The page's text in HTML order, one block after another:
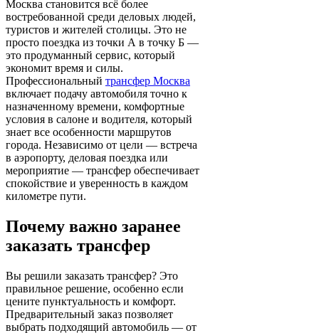
Москва становится всё более
востребованной среди деловых людей,
туристов и жителей столицы. Это не
просто поездка из точки А в точку Б —
это продуманный сервис, который
экономит время и силы.
Профессиональный трансфер Москва
включает подачу автомобиля точно к
назначенному времени, комфортные
условия в салоне и водителя, который
знает все особенности маршрутов
города. Независимо от цели — встреча
в аэропорту, деловая поездка или
мероприятие — трансфер обеспечивает
спокойствие и уверенность в каждом
километре пути.
Почему важно заранее
заказать трансфер
Вы решили заказать трансфер? Это
правильное решение, особенно если
цените пунктуальность и комфорт.
Предварительный заказ позволяет
выбрать подходящий автомобиль — от